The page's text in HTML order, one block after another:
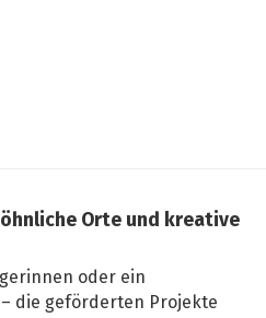
Orte und kreative
oder ein
die geförderten Projekte